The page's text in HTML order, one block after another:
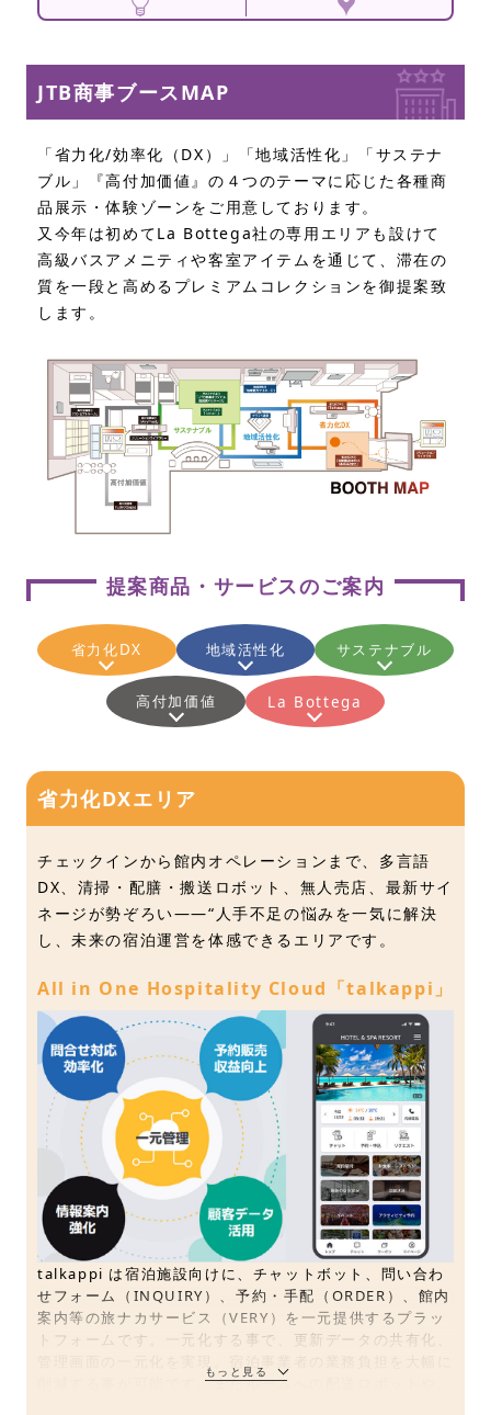
JTB商事ブースMAP
「省力化/効率化（DX）」「地域活性化」「サステナ
ブル」『高付加価値』の４つのテーマに応じた各種商
品展示・体験ゾーンをご用意しております。
又今年は初めてLa Bottega社の専用エリアも設けて
高級バスアメニティや客室アイテムを通じて、滞在の
質を一段と高めるプレミアムコレクションを御提案致
します。
提案商品・サービスのご案内
省力化DX 地域活性化 サステナブル
高付加価値 La Bottega
省力化DXエリア
チェックインから館内オペレーションまで、多言語
DX、清掃・配膳・搬送ロボット、無人売店、最新サイ
ネージが勢ぞろい——“人手不足の悩みを一気に解決
し、未来の宿泊運営を体感できるエリアです。
All in One Hospitality Cloud「talkappi」
talkappi は宿泊施設向けに、チャットボット、問い合わ
せフォーム（INQUIRY）、予約・手配（ORDER）、館内
案内等の旅ナカサービス（VERY）を一元提供するプラッ
トフォームです。一元化する事で、更新データの共有化、
削減する事が可能です。またルームへの配送ロボットや、